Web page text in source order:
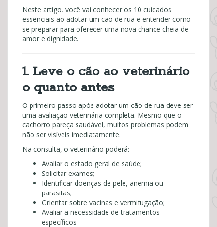
Neste artigo, você vai conhecer os 10 cuidados
essenciais ao adotar um cão de rua e entender como
se preparar para oferecer uma nova chance cheia de
amor e dignidade.
1. Leve o cão ao veterinário
o quanto antes
O primeiro passo após adotar um cão de rua deve ser
uma avaliação veterinária completa. Mesmo que o
cachorro pareça saudável, muitos problemas podem
não ser visíveis imediatamente.
Na consulta, o veterinário poderá:
Avaliar o estado geral de saúde;
Solicitar exames;
Identificar doenças de pele, anemia ou
parasitas;
Orientar sobre vacinas e vermifugação;
Avaliar a necessidade de tratamentos
específicos.